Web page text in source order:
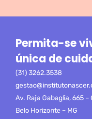
Permita-se
única de
(31) 3262.3538
Av. Raja Gabaglia, 665
Belo Horizonte – MG